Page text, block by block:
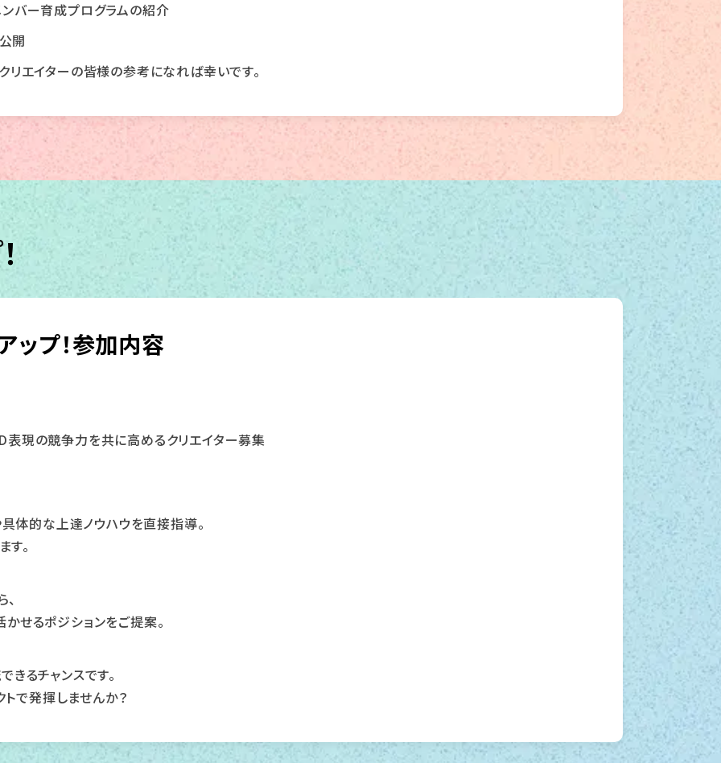
バー育成プログラムの紹介
開
エイターの皆様の参考になれば幸いです。
ップ！参加内容
表現の競争力を共に高めるクリエイター募集
体的な上達ノウハウを直接指導。
。
せるポジションをご提案。
るチャンスです。
で発揮しませんか？